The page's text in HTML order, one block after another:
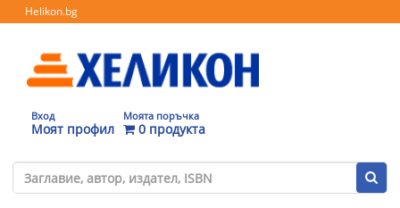
Helikon.bg
Вход
Моят профил
Моята поръчка
0 продукта